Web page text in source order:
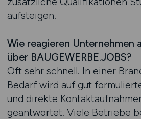
aufsteigen.
Wie reagieren Unternehmen
über BAUGEWERBE.JOBS?
Oft sehr schnell. In einer
Bedarf wird auf gut
und direkte
geantwortet. Viele Betriebe